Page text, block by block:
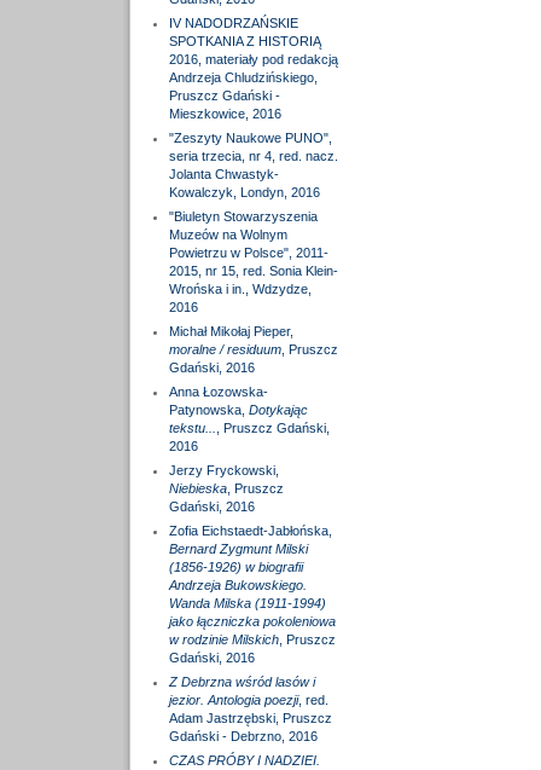
IV NADODRZAŃSKIE
SPOTKANIA Z HISTORIĄ
2016, materiały pod redakcją
Andrzeja Chludzińskiego,
Pruszcz Gdański -
Mieszkowice, 2016
"Zeszyty Naukowe PUNO",
seria trzecia, nr 4, red. nacz.
Jolanta Chwastyk-
Kowalczyk, Londyn, 2016
"Biuletyn Stowarzyszenia
Muzeów na Wolnym
Powietrzu w Polsce", 2011-
2015, nr 15, red. Sonia Klein-
Wrońska i in., Wdzydze,
2016
Michał Mikołaj Pieper,
moralne / residuum, Pruszcz
Gdański, 2016
Anna Łozowska-
Patynowska, Dotykając
tekstu...
, Pruszcz Gdański,
2016
Jerzy Fryckowski,
Niebieska, Pruszcz
Gdański, 2016
Zofia Eichstaedt-Jabłońska,
Bernard Zygmunt Milski
(1856-1926) w biografii
Andrzeja Bukowskiego.
Wanda Milska (1911-1994)
jako łączniczka pokoleniowa
w rodzinie Milskich, Pruszcz
Gdański, 2016
Z Debrzna wśród lasów i
jezior. Antologia poezji, red.
Adam Jastrzębski, Pruszcz
Gdański - Debrzno, 2016
CZAS PRÓBY I NADZIEI.